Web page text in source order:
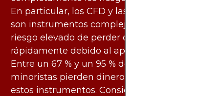
En particular, los CFD y las criptomonedas
son instrumentos complejos y conllevan un
riesgo elevado de perder dinero
rápidamente debido al apalancamiento.
Entre un 67 % y un 95 % de los inversores
minoristas pierden dinero al negociar con
estos instrumentos. Considere si entiende su